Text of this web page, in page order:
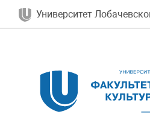
Университет